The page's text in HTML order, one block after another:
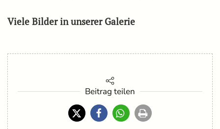
Viele Bilder in unserer Galerie
Beitrag teilen